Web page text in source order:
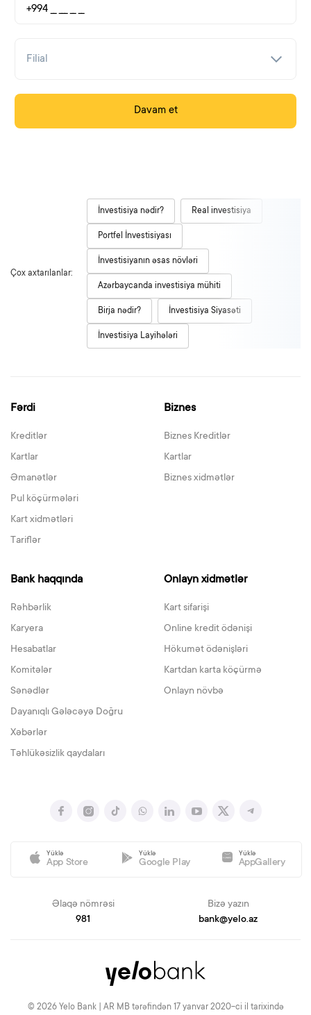
Filial
Davam et
Çox axtarılanlar:
İnvestisiya nədir? Real investisiya
Portfel İnvestisiyası
İnvestisiyanın əsas növləri
Azərbaycanda investisiya mühiti
Birja nədir? İnvestisiya Siyasəti
İnvestisiya Layihələri
Fərdi
Kreditlər
Kartlar
Əmanətlər
Pul köçürmələri
Kart xidmətləri
Tariflər
Biznes
Biznes Kreditlər
Kartlar
Biznes xidmətlər
Bank haqqında
Rəhbərlik
Karyera
Hesabatlar
Komitələr
Sənədlər
Dayanıqlı Gələcəyə Doğru
Xəbərlər
Təhlükəsizlik qaydaları
Onlayn xidmətlər
Kart sifarişi
Online kredit ödənişi
Hökumət ödənişləri
Kartdan karta köçürmə
Onlayn növbə
Yüklə
App Store
Yüklə
Google Play
Yüklə
AppGallery
Əlaqə nömrəsi
981
Bizə yazın
bank@yelo.az
© 2026 Yelo Bank | AR MB tərəfindən 17 yanvar 2020-ci il tarixində